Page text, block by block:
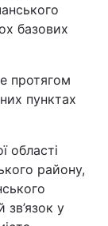
базових
протягом
пунктах
області
району,
у